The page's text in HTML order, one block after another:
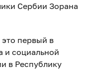
Сербии Зорана
первый в
и социальной
в Республику